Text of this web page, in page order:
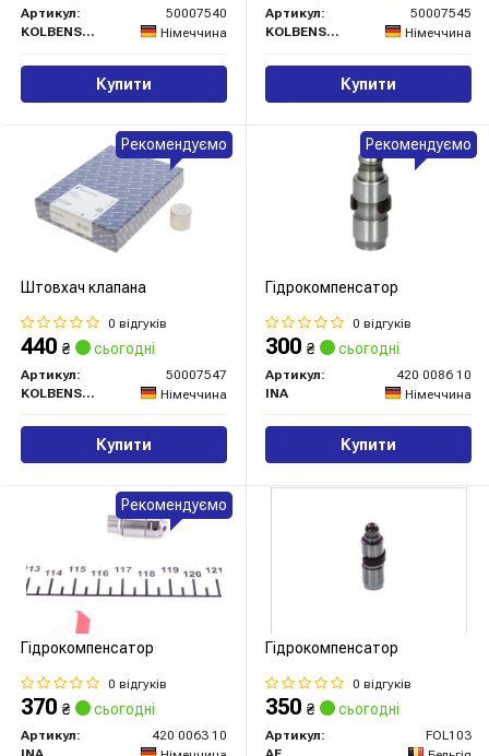
Артикул:
50007540
KOLBENSCHMIDT
Німеччина
Купити
Артикул:
50007545
KOLBENSCHMIDT
Німеччина
Купити
Штовхач клапана
0 відгуків
440 ₴ сьогодні
Артикул:
50007547
KOLBENSCHMIDT
Німеччина
Купити
Рекомендуємо
Гідрокомпенсатор
0 відгуків
300 ₴ сьогодні
Артикул:
420 0086 10
INA
Німеччина
Купити
Рекомендуємо
Гідрокомпенсатор
0 відгуків
370 ₴ сьогодні
Артикул:
420 0063 10
Рекомендуємо
Гідрокомпенсатор
0 відгуків
350 ₴ сьогодні
Артикул:
FOL103